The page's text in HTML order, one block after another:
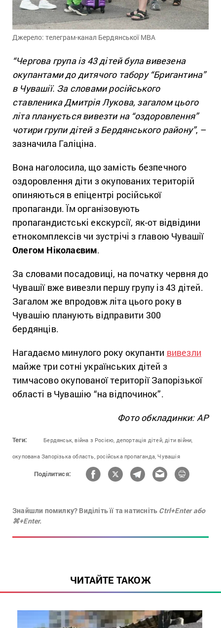
Джерело: телеграм-канал Бердянської МВА
“Чергова група із 43 дітей була вивезена
окупантами до дитячого табору “Бригантина”
в Чувашії. За словами російського
ставленика Дмитрія Лукова, загалом цього
літа планується вивезти на “оздоровлення”
чотири групи дітей з Бердянського району”, –
зазначила Галіціна.
Вона наголосила, що замість безпечного
оздоровлення діти з окупованих територій
опиняються в епіцентрі російської
пропаганди. Їм організовують
пропагандистські екскурсії, як-от відвідини
етнокомплексів чи зустрічі з главою Чувашії
Олегом Ніколаєвим.
За словами посадовиці, на початку червня до
Чувашії вже вивезли першу групу із 43 дітей.
Загалом же впродовж літа цього року в
Чувашію планують відправити 300
бердянців.
Нагадаємо минулого року окупанти вивезли
майже три сотні українських дітей з
тимчасово окупованої території Запорізької
області в Чувашію “на відпочинок”.
Фото обкладинки: AP
Теги: Бердянськ, війна з Росією, депортація дітей, діти війни,
окупована Запорізька область, російська пропаганда, Чувашія
Поділитися:
Знайшли помилку? Виділіть її та натисніть Ctrl+Enter або
⌘+Enter.
ЧИТАЙТЕ ТАКОЖ